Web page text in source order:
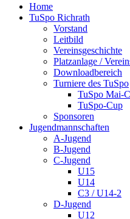
Home
TuSpo Richrath
Vorstand
Leitbild
Vereinsgeschichte
Platzanlage /
Downloadbereich
Turniere des TuSpo
TuSpo Mai-
TuSpo-Cup
Sponsoren
Jugendmannschaften
A-Jugend
B-Jugend
C-Jugend
U15
U14
C3 / U14-2
D-Jugend
U12